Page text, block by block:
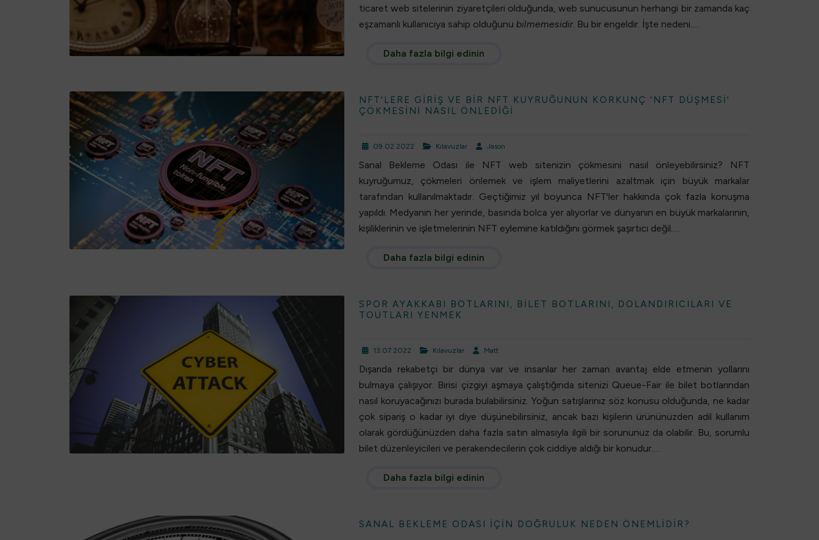
ticaret web sitelerinin ziyaretçileri olduğunda, web sunucusunun herhangi bir zamanda kaç
eşzamanlı kullanıcıya sahip olduğunu bilmemesidir. Bu bir engeldir. İşte nedeni.…
Daha fazla bilgi edinin
NFT'LERE GIRIŞ VE BIR NFT KUYRUĞUNUN KORKUNÇ 'NFT DÜŞMESI'
ÇÖKMESINI NASIL ÖNLEDIĞI
09.02.2022 Kılavuzlar Jason
Sanal Bekleme Odası ile NFT web sitenizin çökmesini nasıl önleyebilirsiniz? NFT
kuyruğumuz, çökmeleri önlemek ve işlem maliyetlerini azaltmak için büyük markalar
tarafından kullanılmaktadır. Geçtiğimiz yıl boyunca NFT'ler hakkında çok fazla konuşma
yapıldı. Medyanın her yerinde, basında bolca yer alıyorlar ve dünyanın en büyük markalarının,
kişiliklerinin ve işletmelerinin NFT eylemine katıldığını görmek şaşırtıcı değil.…
Daha fazla bilgi edinin
SPOR AYAKKABI BOTLARINI, BILET BOTLARINI, DOLANDIRICILARI VE
TOUTLARI YENMEK
13.07.2022 Kılavuzlar Matt
Dışarıda rekabetçi bir dünya var ve insanlar her zaman avantaj elde etmenin yollarını
bulmaya çalışıyor. Birisi çizgiyi aşmaya çalıştığında sitenizi Queue-Fair ile bilet botlarından
nasıl koruyacağınızı burada bulabilirsiniz. Yoğun satışlarınız söz konusu olduğunda, ne kadar
çok sipariş o kadar iyi diye düşünebilirsiniz, ancak bazı kişilerin ürününüzden adil kullanım
olarak gördüğünüzden daha fazla satın almasıyla ilgili bir sorununuz da olabilir. Bu, sorumlu
bilet düzenleyicileri ve perakendecilerin çok ciddiye aldığı bir konudur.…
Daha fazla bilgi edinin
SANAL BEKLEME ODASI IÇIN DOĞRULUK NEDEN ÖNEMLIDIR?